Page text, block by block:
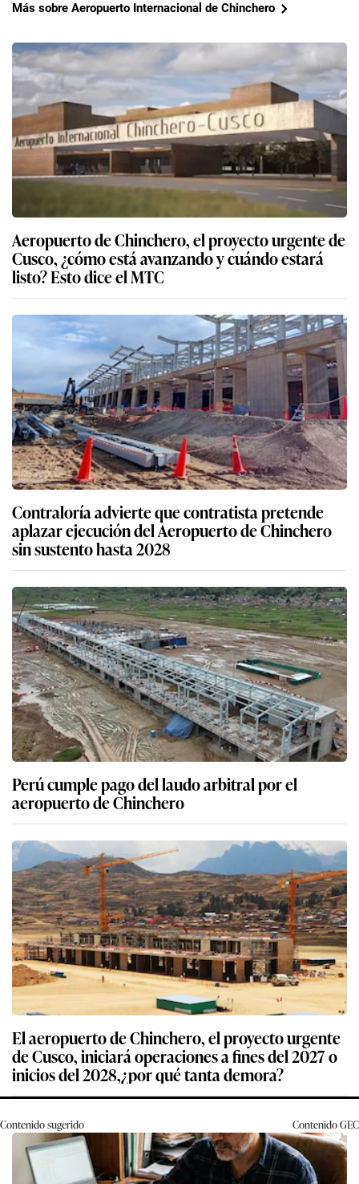
Más sobre Aeropuerto Internacional de Chinchero
Aeropuerto de Chinchero, el proyecto urgente de
Cusco, ¿cómo está avanzando y cuándo estará
listo? Esto dice el MTC
Contraloría advierte que contratista pretende
aplazar ejecución del Aeropuerto de Chinchero
sin sustento hasta 2028
Perú cumple pago del laudo arbitral por el
aeropuerto de Chinchero
El aeropuerto de Chinchero, el proyecto urgente
de Cusco, iniciará operaciones a fines del 2027 o
inicios del 2028,¿por qué tanta demora?
Contenido sugerido ContenidoGEC